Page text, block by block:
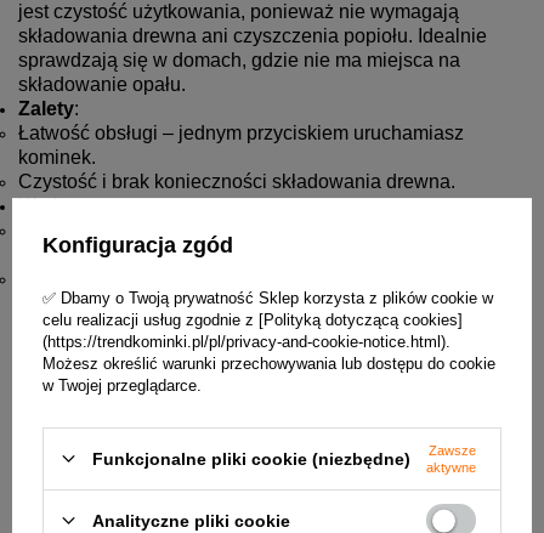
jest czystość użytkowania, ponieważ nie wymagają
składowania drewna ani czyszczenia popiołu. Idealnie
sprawdzają się w domach, gdzie nie ma miejsca na
składowanie opału.
Zalety:
Łatwość obsługi – jednym przyciskiem uruchamiasz
kominek.
Czystość i brak konieczności składowania drewna.
Wady
dostęp do ogrzewania.
do tradycyjnych kominków.
Kominki elektryczne
Konfiguracja zgód
✅ Dbamy o Twoją prywatność Sklep korzysta z plików cookie w
celu realizacji usług zgodnie z [Polityką dotyczącą cookies]
(https://trendkominki.pl/pl/privacy-and-cookie-notice.html).
Możesz określić warunki przechowywania lub dostępu do cookie
w Twojej przeglądarce.
Funkcjonalne pliki cookie (niezbędne)
Zawsze
aktywne
Analityczne pliki cookie